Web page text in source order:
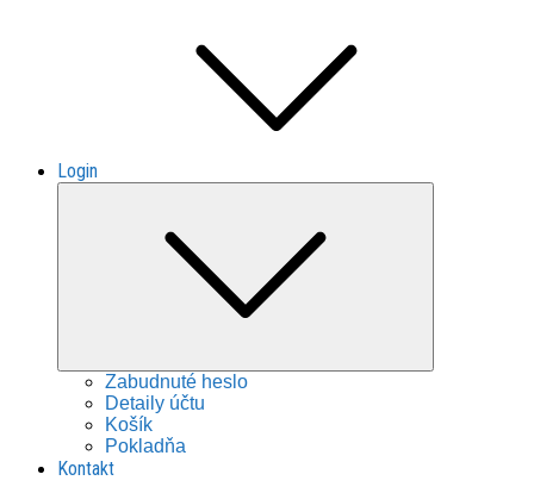
Login
Zabudnuté heslo
Detaily účtu
Košík
Pokladňa
Kontakt